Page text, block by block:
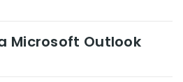
Microsoft Outlook